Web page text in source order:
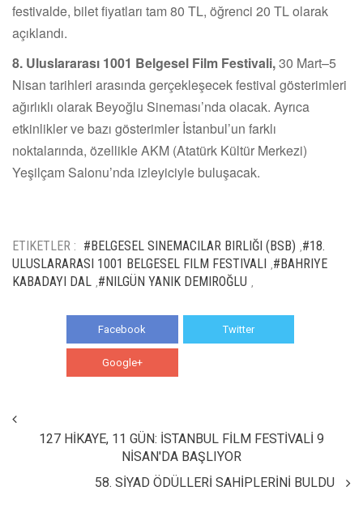
festivalde, bilet fiyatları tam 80 TL, öğrenci 20 TL olarak
açıklandı.
8. Uluslararası 1001 Belgesel Film Festivali,30 Mart–5
Nisan tarihleri arasında gerçekleşecek festival gösterimleri
ağırlıklı olarak Beyoğlu Sineması’nda olacak. Ayrıca
etkinlikler ve bazı gösterimler İstanbul’un farklı
noktalarında, özellikle AKM (Atatürk Kültür Merkezi)
Yeşilçam Salonu’nda izleyiciyle buluşacak.
ETIKETLER : #BELGESEL SINEMACILAR BIRLIĞI (BSB) #18.
ULUSLARARASI 1001 BELGESEL FILM FESTIVALI #BAHRIYE
KABADAYI DAL #NILGÜN YANIK DEMIROĞLU
Facebook Twitter
Google+
127 HİKAYE, 11 GÜN: İSTANBUL FİLM FESTİVALİ 9
NİSAN'DA BAŞLIYOR
58. SİYAD ÖDÜLLERİ SAHİPLERİNİ BULDU